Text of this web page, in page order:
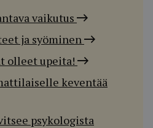
vaikutus
ja syöminen
olleet upeita!
keventää
psykologista